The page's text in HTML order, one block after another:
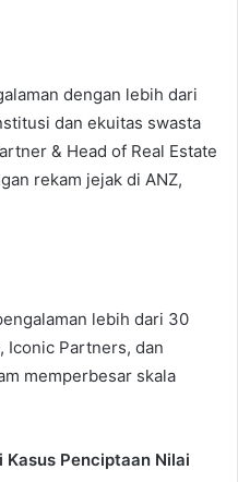
dengan lebih dari
dan ekuitas swasta
& Head of Real Estate
rekam jejak di ANZ,
lebih dari 30
Iconic Partners, dan
memperbesar skala
Penciptaan Nilai